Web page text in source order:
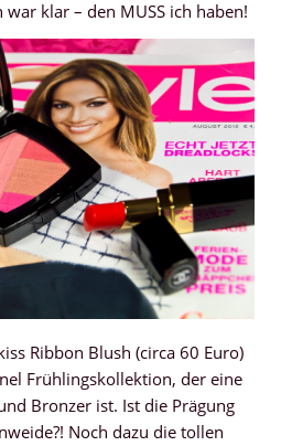
klar – den MUSS ich haben!
Ribbon Blush (circa 60 Euro)
Frühlingskollektion, der eine
Bronzer ist. Ist die Prägung
Noch dazu die tollen